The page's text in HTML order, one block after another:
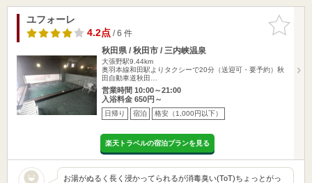
お気に入
りに追加
ユフォーレ
4.2点/ 6 件
秋田県 / 秋田市 / 三内峡温泉
大張野駅9.44km
奥羽本線和田駅よりタクシーで20分（送迎可・要予約）秋
田自動車道秋田…
営業時間 10:00～21:00
入浴料金 650円～
日帰り 宿泊 格安（1,000円以下）
楽天トラベルの宿泊プランを見る
お湯がぬるく長く浸かってられるが消毒臭い(ToT)ちょっとがっ